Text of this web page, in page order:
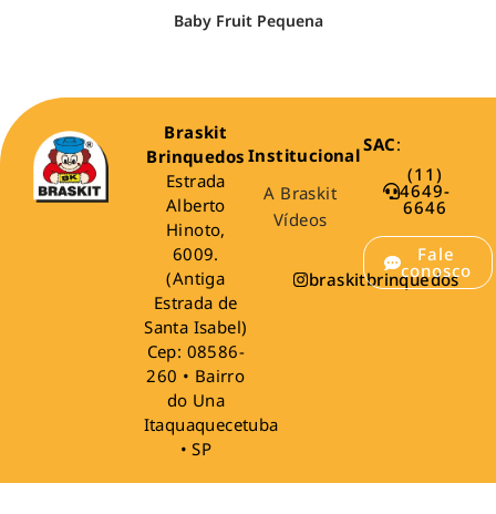
Baby Fruit Pequena
Braskit
Brinquedos
Estrada
Alberto
Hinoto,
6009.
(Antiga
Estrada de
Santa Isabel)
Cep: 08586-
260 • Bairro
do Una
Itaquaquecetuba
• SP
Institucional
A Braskit
Vídeos
braskitbrinquedos
SAC:
(11)
4649-
6646
Fale
conosco